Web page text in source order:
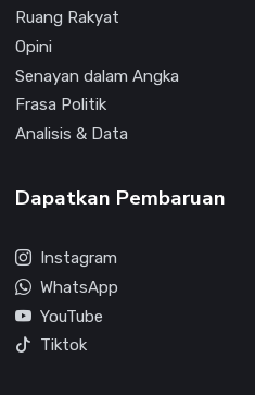
Ruang Rakyat
Opini
Senayan dalam Angka
Frasa Politik
Analisis & Data
Dapatkan Pembaruan
Instagram
WhatsApp
YouTube
Tiktok